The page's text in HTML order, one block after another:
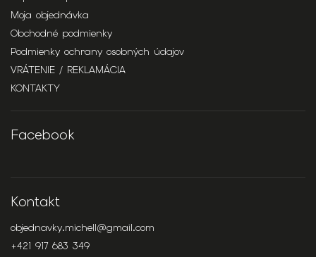
Moja objednávka
Obchodné podmienky
Podmienky ochrany osobných údajov
VRÁTENIE / REKLAMÁCIA
KONTAKTY
Facebook
Kontakt
objednavky.michell@gmail.com
+421 917 683 349